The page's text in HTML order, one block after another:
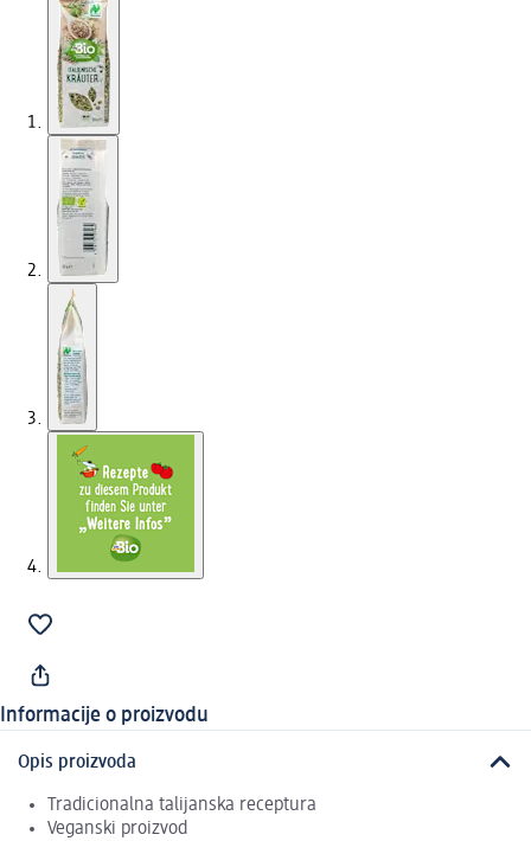
Informacije o proizvodu
Opis proizvoda
Tradicionalna talijanska receptura
Veganski proizvod